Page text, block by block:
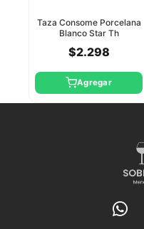
Taza Consome Porcelana
Blanco Star Th
$2.298
Agregar